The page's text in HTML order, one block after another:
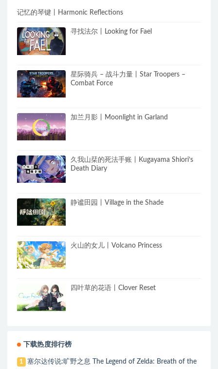
记忆的琴键丨Harmonic Reflections
寻找法尔丨Looking for Fael
星际骑兵 – 战斗力量丨Star Troopers –
Combat Force
加兰月影丨Moonlight in Garland
久我山栞的死法手账丨Kugayama Shiori’s
Death Diary
静谧田园丨Village in the Shade
火山的女儿丨Volcano Princess
四叶草的花语丨Clover Reset
下载热度排行榜
1
塞尔达传说:旷野之息 The Legend of Zelda: Breath of the